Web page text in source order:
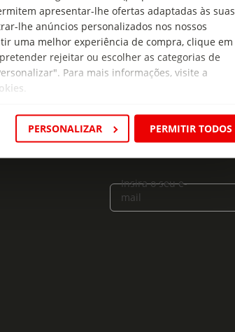
apresentar-lhe ofertas adaptadas às suas
lhe anúncios personalizados nos nossos
uma melhor experiência de compra, clique em
rejeitar ou escolher as categorias de
Para mais informações, visite a
PERSONALIZAR PERMITIR TODOS
Insira o seu e-
mail